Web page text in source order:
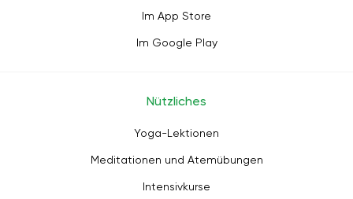
Im App Store
Im Google Play
Nützliches
Yoga-Lektionen
Meditationen und Atemübungen
Intensivkurse